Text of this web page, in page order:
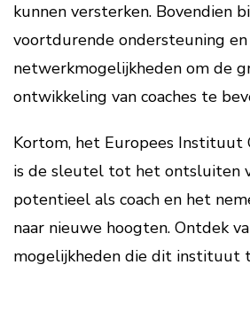
kunnen versterken. Bovendien
voortdurende ondersteuning en
netwerkmogelijkheden om de
ontwikkeling van coaches te
Kortom, het Europees Instituut
is de sleutel tot het ontsluiten
potentieel als coach en het
naar nieuwe hoogten. Ontdek
mogelijkheden die dit instituut